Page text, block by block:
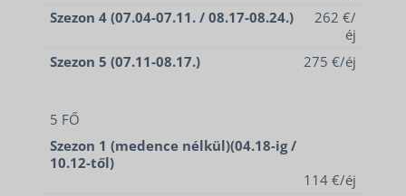
Szezon 4 (07.04-07.11. / 08.17-08.24.)
262 €/
éj
Szezon 5 (07.11-08.17.)
275 €/éj
5 FŐ
Szezon 1 (medence nélkül)(04.18-ig /
10.12-től)
114 €/éj